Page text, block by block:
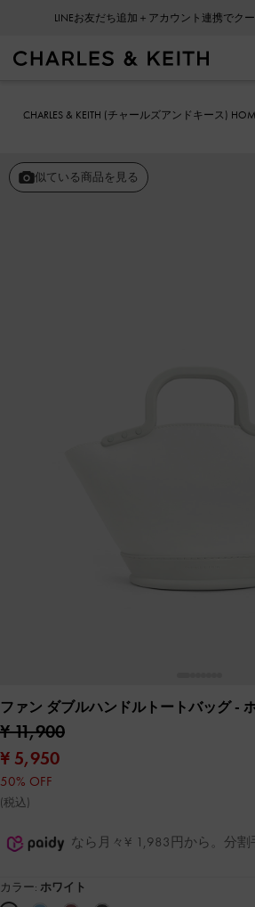
LINEお友だち追加＋アカウント連携でク
CHARLES & KEITH (チャールズアンドキース)
似ている商品を見る
ファン ダブルハンドルトートバッグ-
¥ 11,900
¥ 5,950
50% OFF
(税込)
なら月々¥ 1,983円から。分割
カラー: ホワイト